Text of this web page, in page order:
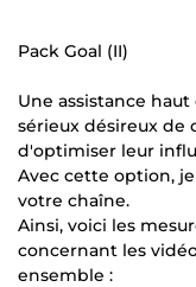
Pack Goal (II)
Une assistance
sérieux désireux de
d'optimiser leur
Avec cette option,
votre chaîne.
Ainsi, voici les
concernant les
ensemble :